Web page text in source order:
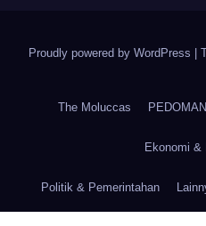
Proudly powered by WordPress
The Moluccas
Ekonomi &
Politik & Pemerintahan